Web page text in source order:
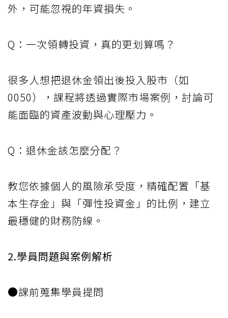
外，可能忽視的年資損失。
Q：一次領轉投資，真的更划算嗎？
很多人想把退休金領出後投入股市（如
0050），課程將透過實際市場案例，討論可
能面臨的資產波動與心理壓力。
Q：退休金該怎麼分配？
教您依據個人的風險承受度，精確配置「基
本生存金」與「彈性投資金」的比例，建立
最穩健的財務防線。
2.學員問題與案例解析
●課前蒐集學員提問